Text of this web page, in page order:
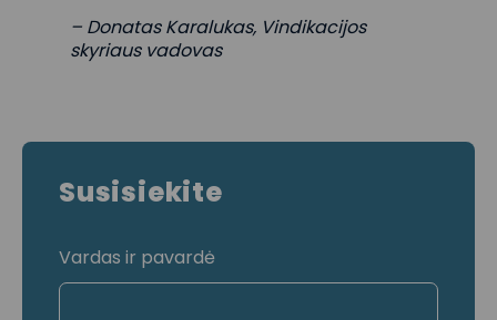
– Donatas Karalukas, Vindikacijos
skyriaus vadovas
Susisiekite
Vardas ir pavardė